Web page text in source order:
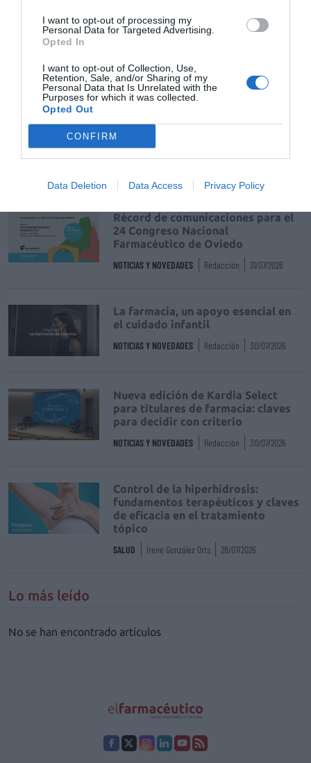
I want to opt-out of processing my
Personal Data for Targeted Advertising.
Opted In
I want to opt-out of Collection, Use,
Retention, Sale, and/or Sharing of my
Personal Data that Is Unrelated with the
Purposes for which it was collected.
Opted Out
CONFIRM
Data Deletion Data Access Privacy Policy
INFLUYENTES Jaime Acosta Gómez 03/01/2024
Destacados
La venta online de medicamentos
de uso humano: seguridad y
trazabilidad
Récord de comunicaciones para el
24 Congreso Nacional
Farmacéutico de Oviedo
NOTICIAS Y NOVEDADES Redacción 31/07/2026
La farmacia, un apoyo esencial en
el cuidado infantil
NOTICIAS Y NOVEDADES Redacción 30/07/2026
Nueva edición de Kardia Select
para titulares de farmacia: claves
para decidir con criterio
NOTICIAS Y NOVEDADES Redacción 30/07/2026
Control de la hiperhidrosis:
fundamentos terapéuticos y claves
de eficacia en el tratamiento
tópico
SALUD Irene González Orts 28/07/2026
Lo más leído
No se han encontrado artículos